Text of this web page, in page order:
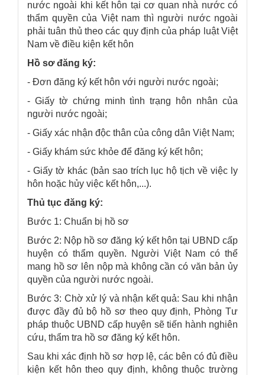
nước ngoài khi kết hôn tại cơ quan nhà nước có
thẩm quyền của Việt nam thì người nước ngoài
phải tuân thủ theo các quy định của pháp luật Việt
Nam về điều kiện kết hôn
Hồ sơ đăng ký:
- Đơn đăng ký kết hôn với người nước ngoài;
- Giấy tờ chứng minh tình trạng hôn nhân của
người nước ngoài;
- Giấy xác nhận độc thân của công dân Việt Nam;
- Giấy khám sức khỏe để đăng ký kết hôn;
- Giấy tờ khác (bản sao trích lục hộ tịch về việc ly
hôn hoặc hủy việc kết hôn,...).
Thủ tục đăng ký:
Bước 1: Chuẩn bị hồ sơ
Bước 2: Nộp hồ sơ đăng ký kết hôn tại UBND cấp
huyện có thẩm quyền. Người Việt Nam có thể
mang hồ sơ lên nộp mà không cần có văn bản ủy
quyền của người nước ngoài.
Bước 3: Chờ xử lý và nhận kết quả: Sau khi nhận
được đầy đủ bộ hồ sơ theo quy định, Phòng Tư
pháp thuộc UBND cấp huyện sẽ tiến hành nghiên
cứu, thẩm tra hồ sơ đăng ký kết hôn.
Sau khi xác định hồ sơ hợp lệ, các bên có đủ điều
kiện kết hôn theo quy định, không thuộc trường